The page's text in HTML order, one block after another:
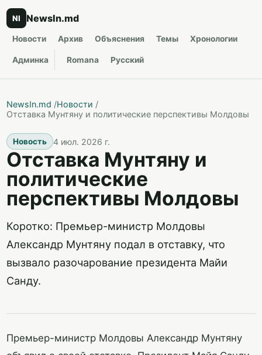
NI NewsIn.md
Новости Архив Объяснения Темы Хронологии
Админка Romana Русский
NewsIn.md /Новости /
Отставка Мунтяну и политические перспективы Молдовы
Новость 4 июл. 2026 г.
Отставка Мунтяну и
политические
перспективы Молдовы
Коротко: Премьер-министр Молдовы
Александр Мунтяну подал в отставку, что
вызвало разочарование президента Майи
Санду.
Премьер-министр Молдовы Александр Мунтяну